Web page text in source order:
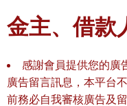
金主、借款
感謝會員提供您的廣
廣告留言訊息，本平台
前務必自我審核廣告及留